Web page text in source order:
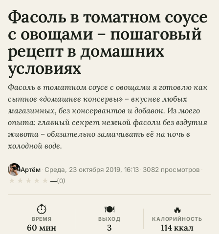
Фасоль в томатном соусе
с овощами – пошаговый
рецепт в домашних
условиях
Фасоль в томатном соусе с овощами я готовлю как
сытное «домашнее консервы» – вкуснее любых
магазинных, без консервантов и добавок. Из моего
опыта: главный секрет нежной фасоли без вздутия
живота – обязательно замачивать её на ночь в
холодной воде.
Артём Среда, 23 октября 2019, 16:13 3082 просмотров
★ ★ ★ ★ ★ —(0)
⏱
ВРЕМЯ
60 мин
🍽
ВЫХОД
3
🔥
КАЛОРИЙНОСТЬ
114 ккал